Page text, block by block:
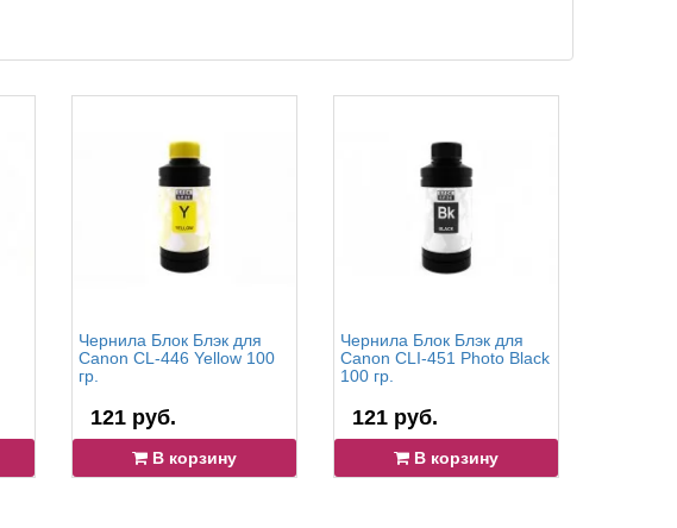
Чернила Блок Блэк для
Canon CL-446 Yellow 100
гр.
121 руб.
В корзину
Чернила Блок Блэк для
Canon CLI-451 Photo Black
100 гр.
121 руб.
В корзину